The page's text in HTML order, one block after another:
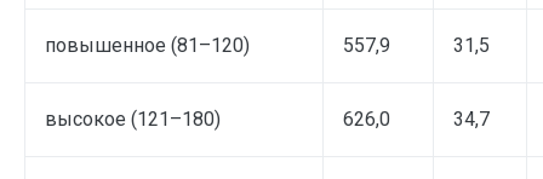
повышенное (81–120) 557,9 31,5
высокое (121–180) 626,0 34,7